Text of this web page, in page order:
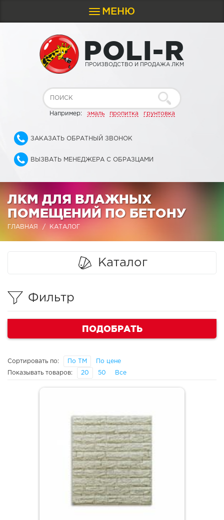
Toggle
navigation
МЕНЮ
POLI-R
ПРОИЗВОДСТВО И ПРОДАЖА ЛКМ
Например: эмаль пропитка грунтовка
ЗАКАЗАТЬ ОБРАТНЫЙ ЗВОНОК
ВЫЗВАТЬ МЕНЕДЖЕРА С ОБРАЗЦАМИ
ЛКМ ДЛЯ ВЛАЖНЫХ
ПОМЕЩЕНИЙ ПО БЕТОНУ
ГЛАВНАЯ КАТАЛОГ
Каталог
Фильтр
ПОДОБРАТЬ
Сортировать по: По ТМ По цене
Показывать товаров: 20 50 Все